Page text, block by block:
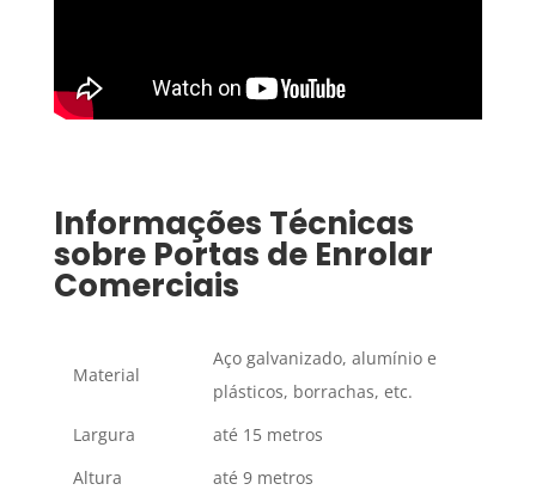
Informações Técnicas
sobre Portas de Enrolar
Comerciais
Material
Aço galvanizado, alumínio e
plásticos, borrachas, etc.
Largura
até 15 metros
Altura
até 9 metros